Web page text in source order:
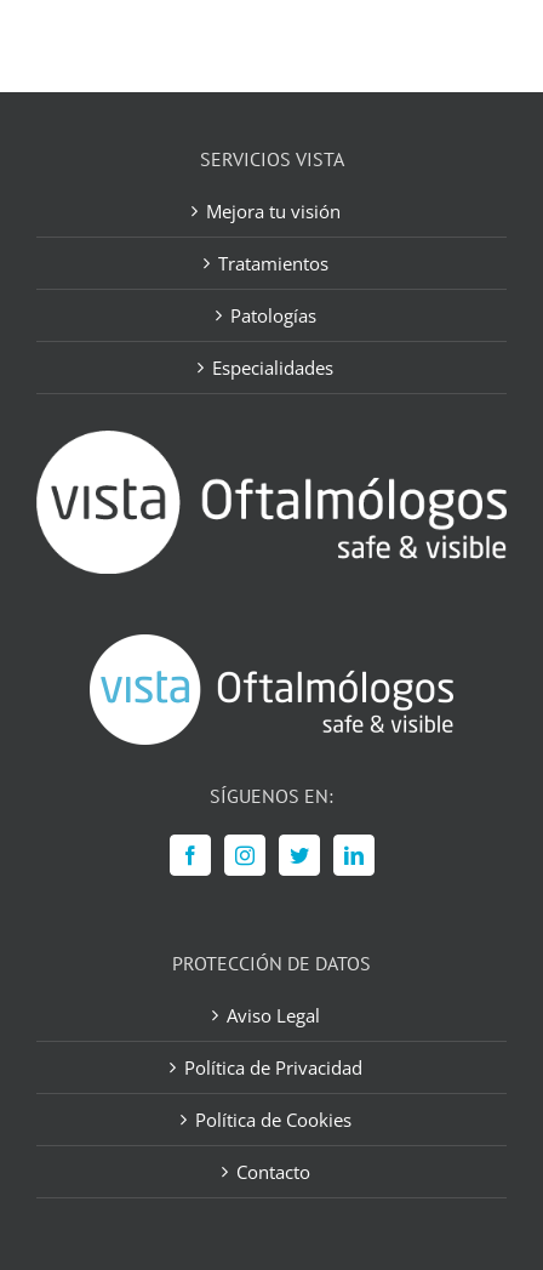
SERVICIOS VISTA
Mejora tu visión
Tratamientos
Patologías
Especialidades
SÍGUENOS EN:
PROTECCIÓN DE DATOS
Aviso Legal
Política de Privacidad
Política de Cookies
Contacto